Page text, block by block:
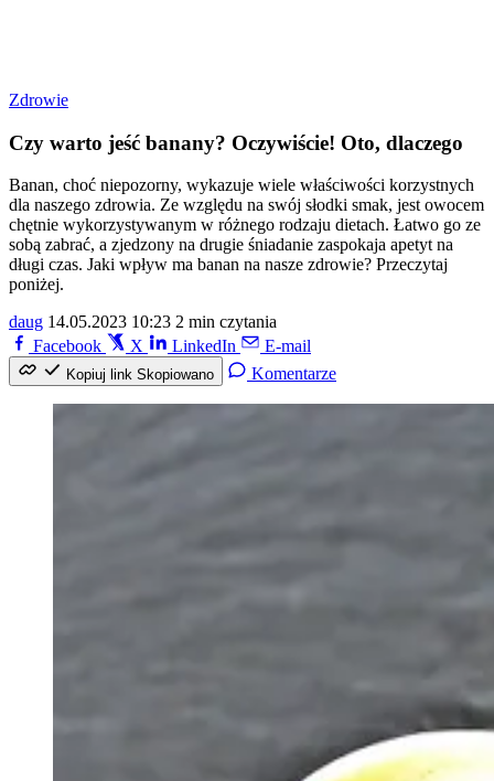
Zdrowie
Czy warto jeść banany? Oczywiście! Oto, dlaczego
Banan, choć niepozorny, wykazuje wiele właściwości korzystnych
dla naszego zdrowia. Ze względu na swój słodki smak, jest owocem
chętnie wykorzystywanym w różnego rodzaju dietach. Łatwo go ze
sobą zabrać, a zjedzony na drugie śniadanie zaspokaja apetyt na
długi czas. Jaki wpływ ma banan na nasze zdrowie? Przeczytaj
poniżej.
daug 14.05.2023 10:23 2 min czytania
Facebook
X LinkedIn E-mail
Kopiuj link Skopiowano Komentarze